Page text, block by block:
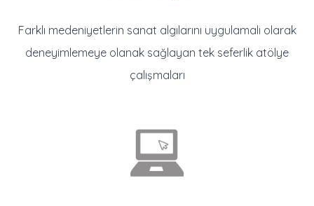
Farklı medeniyetlerin sanat algılarını uygulamalı olarak
deneyimlemeye olanak sağlayan tek seferlik atölye
çalışmaları